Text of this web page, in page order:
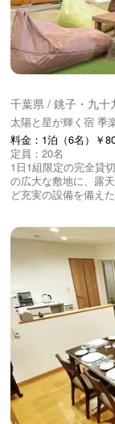
千葉県 / 銚子・九十
太陽と星が輝く宿 季
料金：1泊（6名）￥
定員：20名
1日1組限定の完全貸
の広大な敷地に、露
ど充実の設備を備え